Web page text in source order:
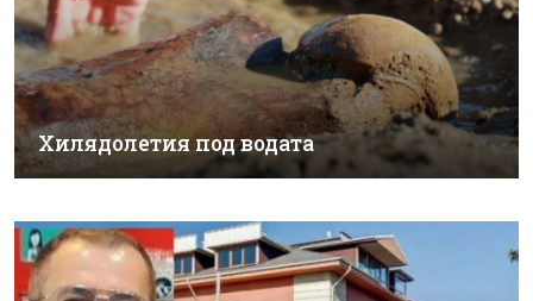
Хилядолетия под водата